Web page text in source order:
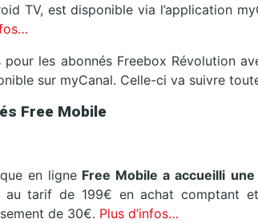
TV, est disponible via l’application
pour les abonnés Freebox Révolution
sur myCanal. Celle-ci va suivre
Free Mobile
en ligne Free Mobile a accueilli
au tarif de 199€ en achat comptant
de 30€. Plus d’infos…